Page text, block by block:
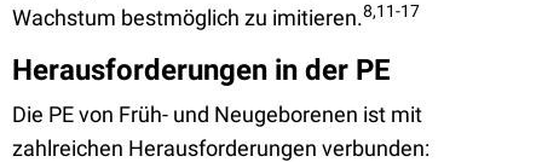
Wachstum bestmöglich zu imitieren.8,11-17
Herausforderungen in der PE
Die PE von Früh- und Neugeborenen ist mit
zahlreichen Herausforderungen verbunden: